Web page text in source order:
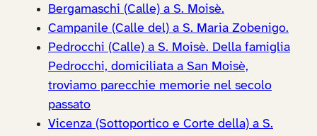
Bergamaschi (Calle) a S. Moisè.
Campanile (Calle del) a S. Maria Zobenigo.
Pedrocchi (Calle) a S. Moisè. Della famiglia
Pedrocchi, domiciliata a San Moisè,
troviamo parecchie memorie nel secolo
passato
Vicenza (Sottoportico e Corte della) a S.